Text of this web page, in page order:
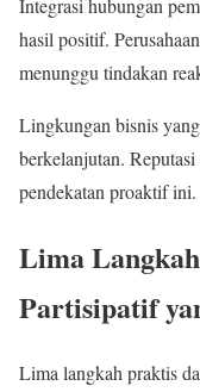
Integrasi hubungan
hasil positif.
menunggu tindakan
Lingkungan bisnis
berkelanjutan.
pendekatan proaktif ini.
Lima
Partisipatif
Lima langkah praktis